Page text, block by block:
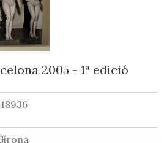
2005 - 1ª edició